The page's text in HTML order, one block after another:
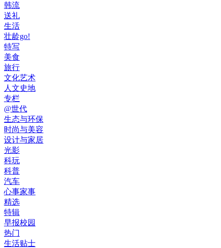
韩流
送礼
生活
壮龄go!
特写
美食
旅行
文化艺术
人文史地
专栏
@世代
生态与环保
时尚与美容
设计与家居
光影
科玩
科普
汽车
心事家事
精选
特辑
早报校园
热门
生活贴士